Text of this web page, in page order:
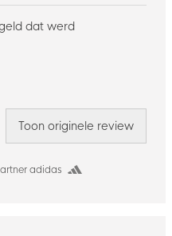
adidas
dat werd
Toon originele review